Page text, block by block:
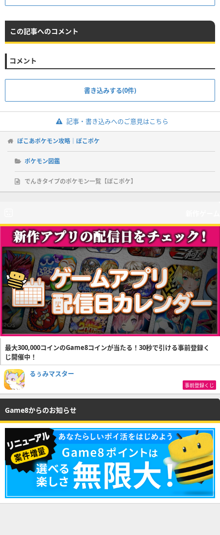
この記事へのコメント
コメント
書き込みする(0件)
記事・書き込みへのご意見はこちら
ぽこあポケモン攻略｜ぽこポケ
ポケモン図鑑
でんきタイプのポケモン一覧【ぽこポケ】
最大300,000コインのGame8コインが当たる！30秒で引ける事前登録く
じ開催中！
るぅみマスター
事前登録くじ
Game8からのお知らせ